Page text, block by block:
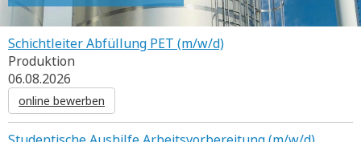
Schichtleiter Abfüllung PET (m/w/d)
Produktion
06.08.2026
online bewerben